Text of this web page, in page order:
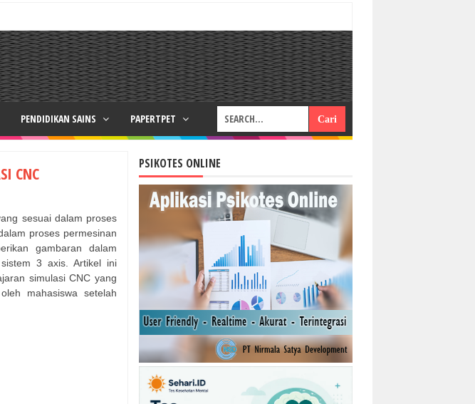
PENDIDIKAN SAINS PAPERTPET
CNC
sesuai dalam proses
proses permesinan
gambaran dalam
3 axis. Artikel ini
simulasi CNC yang
mahasiswa setelah
PSIKOTES ONLINE